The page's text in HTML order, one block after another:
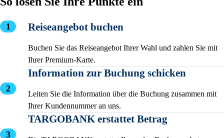
Reiseangebot buchen
Buchen Sie das Reiseangebot Ihrer Wahl und zahlen Sie mit
Ihrer Premium-Karte.
Information zur Buchung schicken
Leiten Sie die Information über die Buchung zusammen mit
Ihrer Kundennummer an uns.
TARGOBANK erstattet Betrag